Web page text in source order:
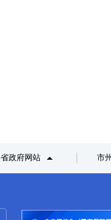
省政府网站 市